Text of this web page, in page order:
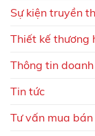
Sự kiện truyền
Thiết kế thương
Thông tin
Tin tức
Tư vấn mua